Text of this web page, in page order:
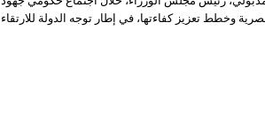
وخطط تعزيز كفاءتها، في إطار توجه الدولة للارتقاء